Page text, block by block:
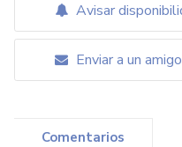
Avisar
Enviar a un amigo
Comentarios